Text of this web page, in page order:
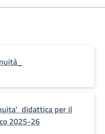
didattica per il
2025-26